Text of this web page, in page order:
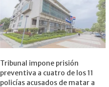
Tribunal impone prisión
preventiva a cuatro de los 11
policías acusados de matar a